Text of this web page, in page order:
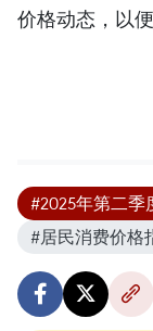
价格动态，以
#2025年第二季
#居民消费价格